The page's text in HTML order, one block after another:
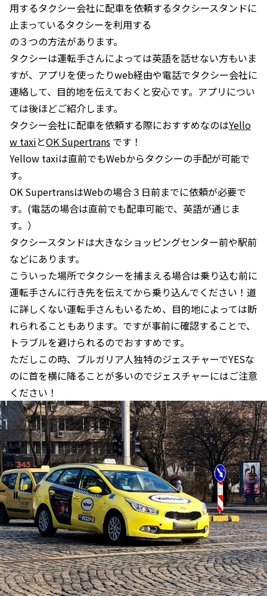
用するタクシー会社に配車を依頼するタクシースタンドに
止まっているタクシーを利用する
の３つの方法があります。
タクシーは運転手さんによっては英語を話せない方もいま
すが、アプリを使ったりweb経由や電話でタクシー会社に
連絡して、目的地を伝えておくと安心です。アプリについ
ては後ほどご紹介します。
タクシー会社に配車を依頼する際におすすめなのはYello
w taxiとOK Supertrans です！
Yellow taxiは直前でもWebからタクシーの手配が可能で
す。
OK SupertransはWebの場合３日前までに依頼が必要で
す。(電話の場合は直前でも配車可能で、英語が通じま
す。）
タクシースタンドは大きなショッピングセンター前や駅前
などにあります。
こういった場所でタクシーを捕まえる場合は乗り込む前に
運転手さんに行き先を伝えてから乗り込んでください！道
に詳しくない運転手さんもいるため、目的地によっては断
れられることもあります。ですが事前に確認することで、
トラブルを避けられるのでおすすめです。
ただしこの時、ブルガリア人独特のジェスチャーでYESな
のに首を横に降ることが多いのでジェスチャーにはご注意
ください！